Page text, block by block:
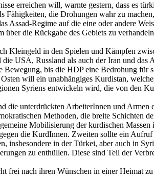
erreichen will, warnte gestern, dass es
Fähigkeiten, die Drohungen wahr zu
Assad-Regime auf die eine oder andere
die Rückgabe des Gebiets zu
Kleingeld in den Spielen und Kämpfen
USA, Russland als auch der Iran und
bis die HDP eine Bedrohung für
will ein unabhängiges Kurdistan,
Syriens entwickeln wird, die von den
die unterdrückten ArbeiterInnen und
Methoden, die breite Schichten
Mobilisierung der kurdischen
die KurdInnen. Zweiten sollte ein
insbesondere in der Türkei, aber auch in
zu enthüllen. Diese sind Teil der
frei nach ihren Wünschen in einer Heimat